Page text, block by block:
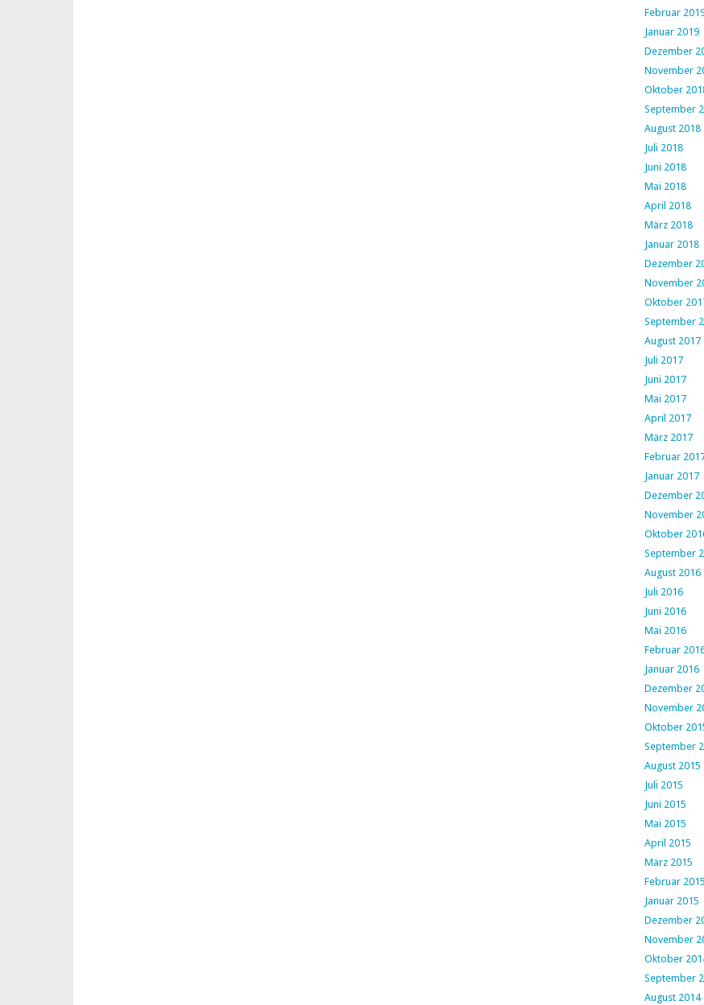
Februar
Januar 2019
Dezember
November
Oktober
September
August 2018
Juli 2018
Juni 2018
Mai 2018
April 2018
März 2018
Januar 2018
Dezember
November
Oktober
September
August 2017
Juli 2017
Juni 2017
Mai 2017
April 2017
März 2017
Februar
Januar 2017
Dezember
November
Oktober
September
August 2016
Juli 2016
Juni 2016
Mai 2016
Februar
Januar 2016
Dezember
November
Oktober
September
August 2015
Juli 2015
Juni 2015
Mai 2015
April 2015
März 2015
Februar 2015
Januar 2015
Dezember
November
Oktober
September
August 2014